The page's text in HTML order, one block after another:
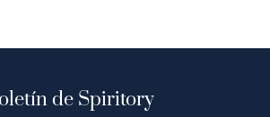
de Spiritory